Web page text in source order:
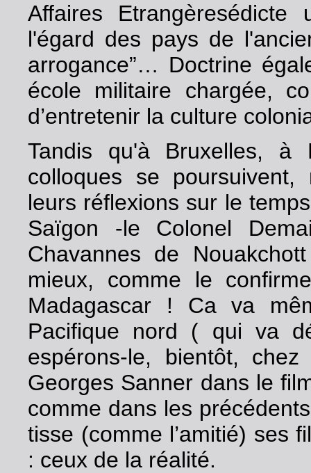
Affaires
l'égard des pays de
arrogance”… Doctrine
école militaire chargée,
d’entretenir la culture
Tandis qu'à Bruxelles, à
colloques se poursuivent,
leurs réflexions sur le
Saïgon -le Colonel
Chavannes de
mieux, comme le
Madagascar ! Ca va
Pacifique nord ( qui va
espérons-le, bientôt,
Georges Sanner dans le
comme dans les
tisse (comme l’amitié) ses
: ceux de la réalité.